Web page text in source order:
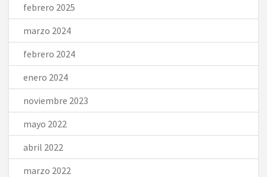
febrero 2025
marzo 2024
febrero 2024
enero 2024
noviembre 2023
mayo 2022
abril 2022
marzo 2022